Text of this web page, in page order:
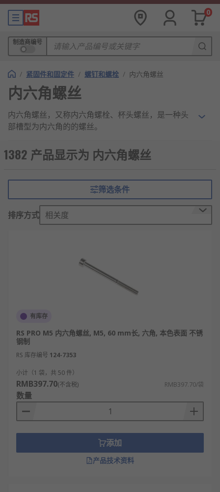
0
制造商编号
/ 紧固件和固定件 / 螺钉和螺栓 / 内六角螺丝
内六角螺丝
内六角螺丝，又称内六角螺栓、杯头螺丝，是一种头
部槽型为内六角的的螺丝。
内六角螺丝的特点与优势
内六角螺丝的受力面有六个，相对于只有
两个面的一字螺钉和十字形螺钉更扛得住
拧。
即整个螺帽是沉到工件内部的，可保持工
件表面的平整、美观性。
丝适合更多的装配场合，特别是狭窄的场
合。这是因为内六角形的螺丝拧60°就可
手能拧动60度就能安装上螺丝，这是在拧
内六角螺丝在装配和维修时都很方便，调
试也方便。
不易拆卸：
和呆扳手等，而拆卸内六角螺丝必须用专
用的扳手。所以，一般人不容易拆卸。
1382 产品显示为 内六角螺丝
筛选条件
排序方式 相关度
有库存
RS PRO M5 内六角螺丝, M5, 60 mm长, 六角, 本色表面 不锈
钢制
RS 库存编号 124-7353
小计（1 袋，共 50 件）
RMB397.70(不含税) RMB397.70/袋
数量
添加
产品技术资料